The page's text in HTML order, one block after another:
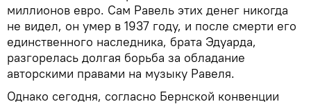
миллионов евро. Сам Равель этих денег никогда
не видел, он умер в 1937 году, и после смерти его
единственного наследника, брата Эдуарда,
разгорелась долгая борьба за обладание
авторскими правами на музыку Равеля.
Однако сегодня, согласно Бернской конвенции